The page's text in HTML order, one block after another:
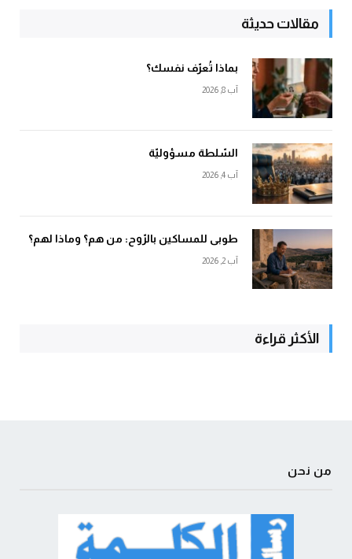
مقالات حديثة
بماذا تُعرّف نفسك؟
آب 8, 2026
السّلطة مسؤوليّة
آب 4, 2026
طوبى للمساكين بالرّوح: من هم؟ وماذا لهم؟
آب 2, 2026
الأكثر قراءة
من نحن